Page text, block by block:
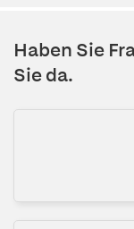
Haben Sie
Sie da.